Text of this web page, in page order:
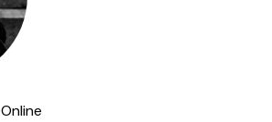
Online